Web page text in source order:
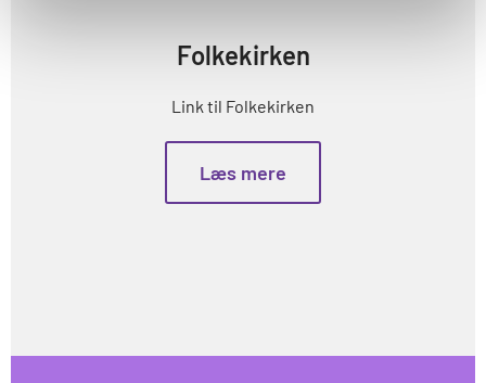
Folkekirken
Link til Folkekirken
Læs mere